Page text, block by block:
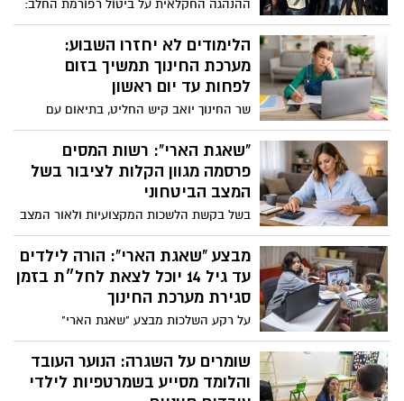
להישמע להנחיות פיקוד העורף
ההנהגה החקלאית על ביטול רפורמת החלב:
״זו העת להצדיע לחקלאי ישראל שלמרות
הסיכון ממשיכים כל העת בכל רחבי הארץ
לספק תוצרת טרייה לאזרחי ישראל״
הלימודים לא יחזרו השבוע:
מערכת החינוך תמשיך בזום
לפחות עד יום ראשון
שר החינוך יואב קיש החליט, בתיאום עם
פיקוד העורף, לדחות את הפעלת “המתווה
הצהוב” בעקבות עליית האיומים והשיגורים.
המשמעות: לא יתקיימו לימודים פיזיים
במוסדות החינוך בכל רחבי הארץ עד סוף
מדורגת ללימודים תישקל בתחילת השבוע
"שאגת הארי": רשות המסים
פרסמה מגוון הקלות לציבור בשל
המצב הביטחוני
בשל בקשת הלשכות המקצועיות ולאור המצב
הביטחוני בו שרויה המדינה בעקבות מבצע
"שאגת הארי", ועל מנת להקל על הציבור,
הורה מנהל רשות המסים, שי אהרונוביץ', על
מתן מספר הקלות
מבצע "שאגת הארי": הורה לילדים
עד גיל 14 יוכל לצאת לחל״ת בזמן
סגירת מערכת החינוך
על רקע השלכות מבצע "שאגת הארי"
והפגיעה בפעילות המשק, שר האוצר בצלאל
סמוטריץ' הודיע כי במסגרת מתווה הפיצויים
שמגבש משרד האוצר, משפחות עם ילדים
מתחת לגיל 14 בכל רחבי הארץ יוכלו לאפשר
שומרים על השגרה: הנוער העובד
והלומד מסייע בשמרטפיות לילדי